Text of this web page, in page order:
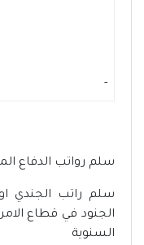
-
سلم رواتب الدفاع المدني
سلم راتب الجندي
الجنود في قطاع
السنوية